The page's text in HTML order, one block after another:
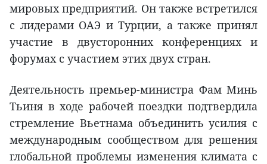
мировых предприятий. Он также встретился
с лидерами ОАЭ и Турции, а также принял
участие в двусторонних конференциях и
форумах с участием этих двух стран.
Деятельность премьер-министра Фам Минь
Тьиня в ходе рабочей поездки подтвердила
стремление Вьетнама объединить усилия с
международным сообществом для решения
глобальной проблемы изменения климата с